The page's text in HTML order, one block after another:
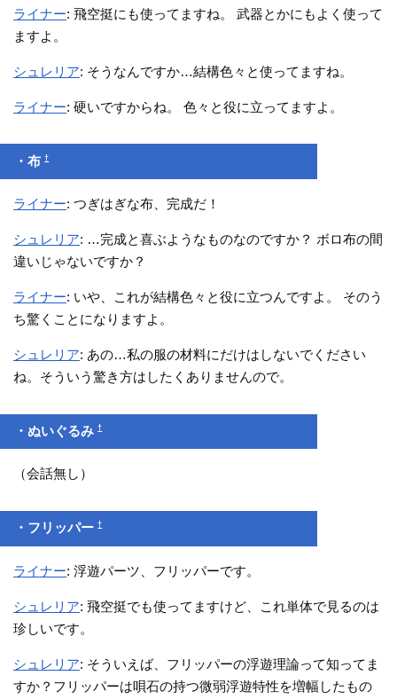
ライナー: 飛空挺にも使ってますね。 武器とかにもよく使って
ますよ。
シュレリア: そうなんですか…結構色々と使ってますね。
ライナー: 硬いですからね。 色々と役に立ってますよ。
・布†
ライナー: つぎはぎな布、完成だ！
シュレリア: …完成と喜ぶようなものなのですか？ ボロ布の間
違いじゃないですか？
ライナー: いや、これが結構色々と役に立つんですよ。 そのう
ち驚くことになりますよ。
シュレリア: あの…私の服の材料にだけはしないでください
ね。そういう驚き方はしたくありませんので。
・ぬいぐるみ†
（会話無し）
・フリッパー†
ライナー: 浮遊パーツ、フリッパーです。
シュレリア: 飛空挺でも使ってますけど、これ単体で見るのは
珍しいです。
シュレリア: そういえば、フリッパーの浮遊理論って知ってま
すか？フリッパーは唄石の持つ微弱浮遊特性を増幅したもの